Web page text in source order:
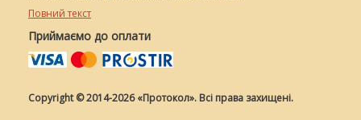
Повний текст
Приймаємо до оплати
Copyright © 2014-2026 «Протокол». Всі права захищені.